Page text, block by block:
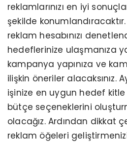
reklamlarınızı en iyi
şekilde
reklam hesabınızı
hedeflerinize ulaşmanıza
kampanya yapınıza ve
ilişkin öneriler alacaksınız.
işinize en uygun hedef
bütçe seçeneklerini
olacağız. Ardından dikkat
reklam öğeleri